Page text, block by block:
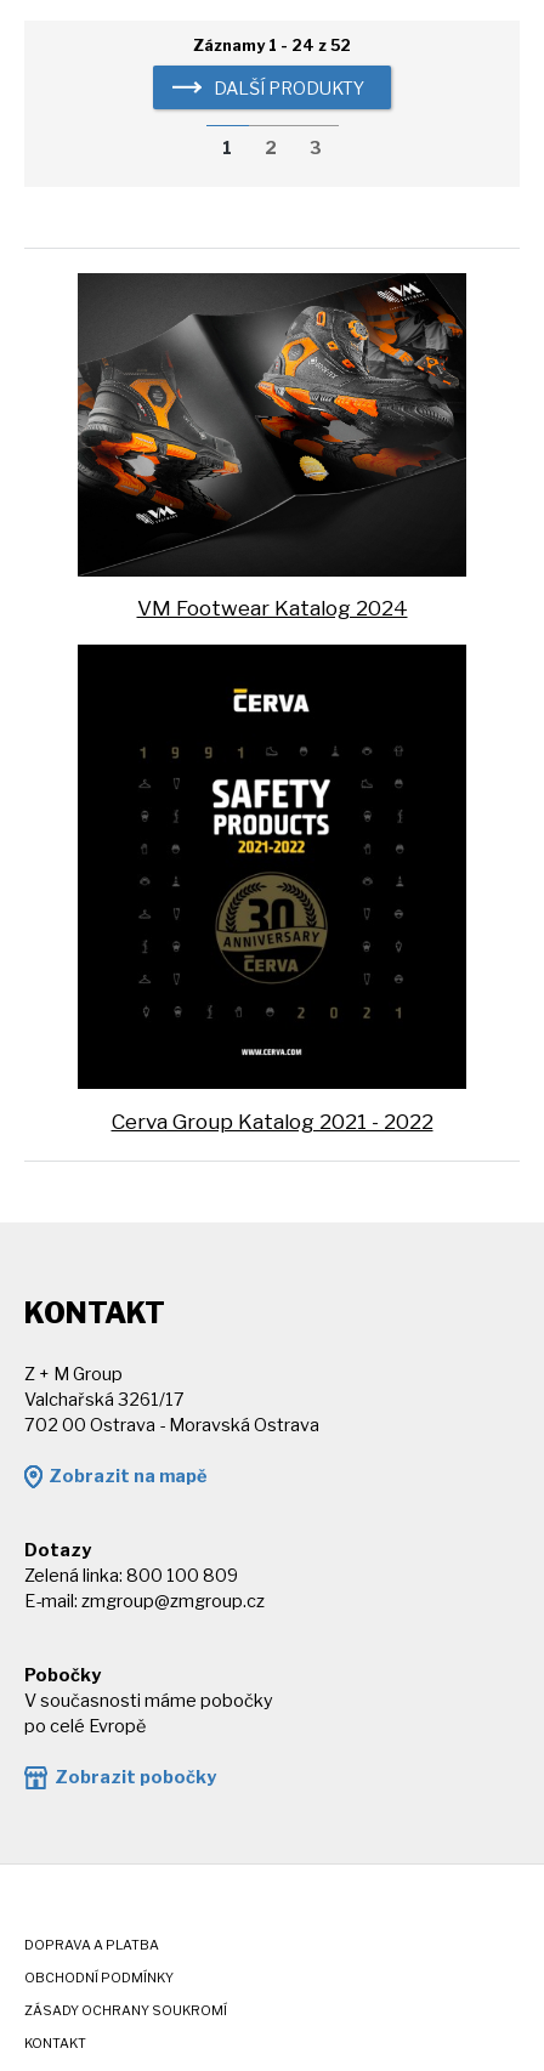
Záznamy 1 - 24 z 52
DALŠÍ PRODUKTY
1 2 3
VM Footwear Katalog 2024
Cerva Group Katalog 2021 - 2022
KONTAKT
Z + M Group
Valchařská 3261/17
702 00 Ostrava - Moravská Ostrava
Zobrazit na mapě
Dotazy
Zelená linka: 800 100 809
E-mail: zmgroup@zmgroup.cz
Pobočky
V současnosti máme pobočky
po celé Evropě
Zobrazit pobočky
DOPRAVA A PLATBA
OBCHODNÍ PODMÍNKY
ZÁSADY OCHRANY SOUKROMÍ
KONTAKT